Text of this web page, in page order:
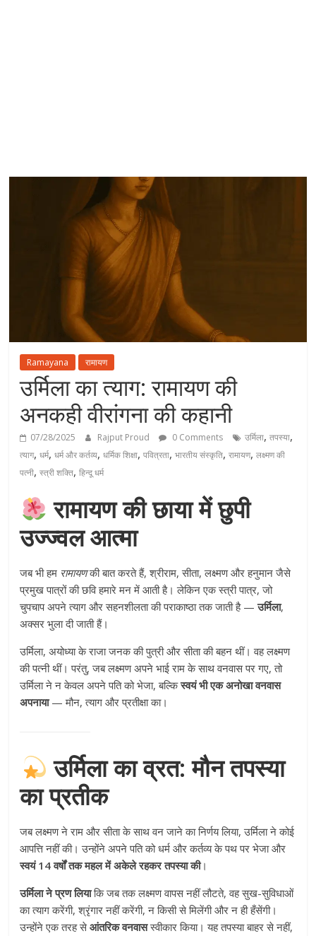
Ramayana रामायण
उर्मिला का त्याग: रामायण की
अनकही वीरांगना की कहानी
07/28/2025 Rajput Proud 0 Comments उर्मिला,तपस्या,
त्याग,धर्म,धर्म और कर्तव्य,धर्मिक शिक्षा,पवित्रता,भारतीय संस्कृति,रामायण,लक्ष्मण की
पत्नी,स्त्री शक्ति,हिन्दू धर्म
रामायण की छाया में छुपी
उज्ज्वल आत्मा
जब भी हम रामायणकी बात करते हैं, श्रीराम, सीता, लक्ष्मण और हनुमान जैसे
प्रमुख पात्रों की छवि हमारे मन में आती है। लेकिन एक स्त्री पात्र, जो
चुपचाप अपने त्याग और सहनशीलता की पराकाष्ठा तक जाती है —उर्मिला,
अक्सर भुला दी जाती हैं।
उर्मिला, अयोध्या के राजा जनक की पुत्री और सीता की बहन थीं। वह लक्ष्मण
की पत्नी थीं। परंतु, जब लक्ष्मण अपने भाई राम के साथ वनवास पर गए, तो
उर्मिला ने न केवल अपने पति को भेजा, बल्किस्वयं भी एक अनोखा वनवास
अपनाया— मौन, त्याग और प्रतीक्षा का।
उर्मिला का व्रत: मौन तपस्या
का प्रतीक
जब लक्ष्मण ने राम और सीता के साथ वन जाने का निर्णय लिया, उर्मिला ने कोई
आपत्ति नहीं की। उन्होंने अपने पति को धर्म और कर्तव्य के पथ पर भेजा और
स्वयं 14 वर्षों तक महल में अकेले रहकर तपस्या की।
उर्मिला ने प्रण लियाकि जब तक लक्ष्मण वापस नहीं लौटते, वह सुख-सुविधाओं
का त्याग करेंगी, श्रृंगार नहीं करेंगी, न किसी से मिलेंगी और न ही हँसेंगी।
उन्होंने एक तरह सेआंतरिक वनवासस्वीकार किया। यह तपस्या बाहर से नहीं,